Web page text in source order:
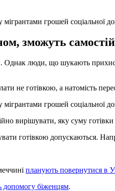
грошей соціальної
зможуть
Однак люди, що шукають
не готівкою, а натомість
грошей соціальної
вирішувати, яку суму
готівкою допускаються.
планують повернутися в
допомогу біженцям.